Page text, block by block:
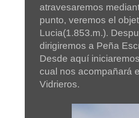
atravesaremos
punto, veremos el
Lucia(1.853.m.).
dirigiremos a Peña
Desde aquí
cual nos acompañará
Vidrieros.